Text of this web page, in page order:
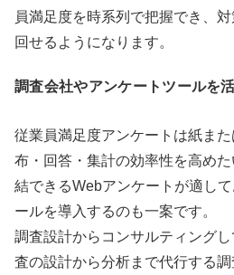
員満足度を時系列で把握でき、
回せるようになります。
調査会社やアンケートツールを
従業員満足度アンケートは紙ま
布・回答・集計の効率性を高め
結できるWebアンケートが適し
ールを導入するのも一案です。
調査設計からコンサルティング
査の設計から分析まで代行する